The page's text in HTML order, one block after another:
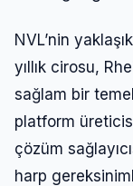
NVL’nin
yıllık cirosu,
sağlam bir
platform
çözüm
harp
Beni Hatırla